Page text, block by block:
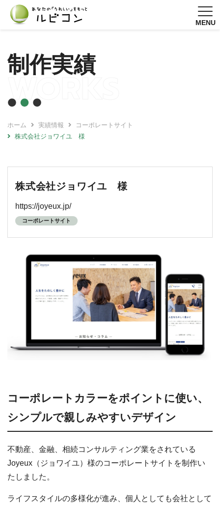
MENU
制作実績
WORKS
ホーム 実績情報
コーポレートサイト
株式会社ジョワイユ 様
株式会社ジョワイユ 様
https://joyeux.jp/
コーポレートサイト
コーポレートカラーをポイントに使い、
シンプルで親しみやすいデザイン
不動産、金融、相続コンサルティング業をされている
Joyeux（ジョワイユ）様のコーポレートサイトを制作い
たしました。
ライフスタイルの多様化が進み、個人としても会社として